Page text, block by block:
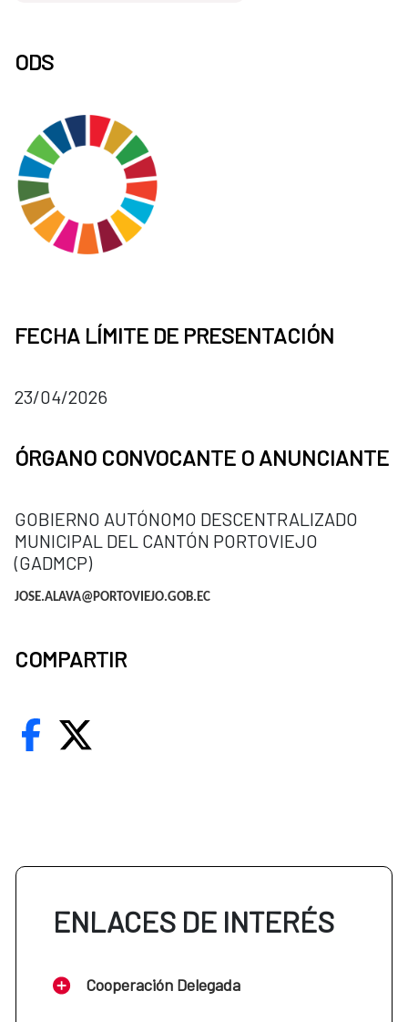
ODS
FECHA LÍMITE DE PRESENTACIÓN
23/04/2026
ÓRGANO CONVOCANTE O ANUNCIANTE
GOBIERNO AUTÓNOMO DESCENTRALIZADO
MUNICIPAL DEL CANTÓN PORTOVIEJO
(GADMCP)
JOSE.ALAVA@PORTOVIEJO.GOB.EC
COMPARTIR
ENLACES DE INTERÉS
Cooperación Delegada